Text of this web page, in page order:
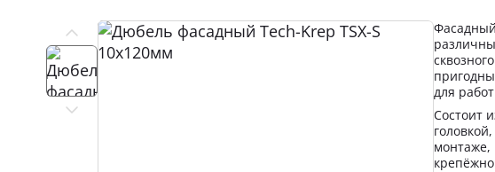
для
Состоит
монтаже,